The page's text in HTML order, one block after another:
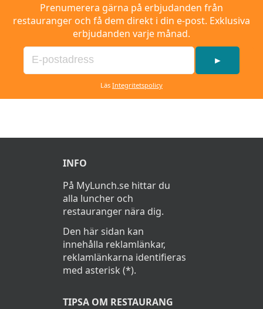
Prenumerera gärna på erbjudanden från
restauranger och få dem direkt i din e-post. Exklusiva
erbjudanden varje månad.
►
Läs Integritetspolicy
INFO
På MyLunch.se hittar du
alla luncher och
restauranger nära dig.
Den här sidan kan
innehålla reklamlänkar,
reklamlänkarna identifieras
med asterisk (*).
TIPSA OM RESTAURANG